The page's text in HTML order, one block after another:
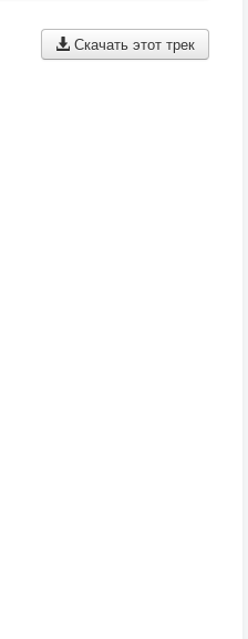
Скачать этот трек